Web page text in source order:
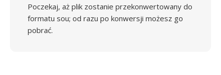
Poczekaj, aż plik zostanie przekonwertowany do
formatu sou; od razu po konwersji możesz go
pobrać.